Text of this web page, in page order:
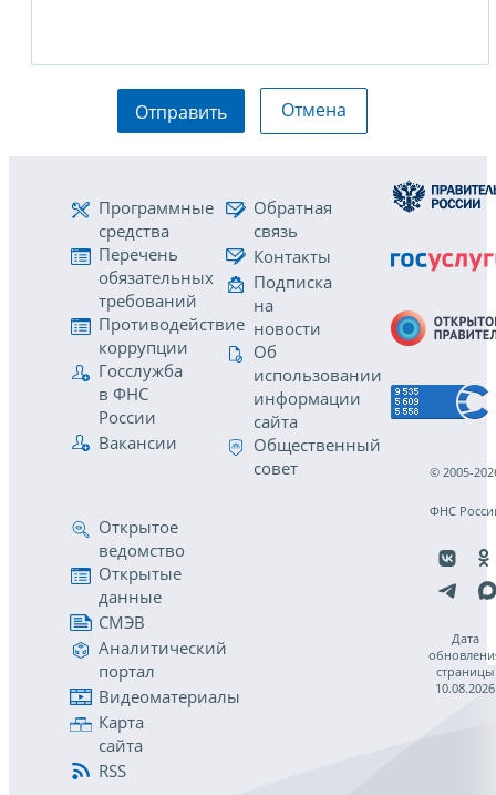
Отправить Отмена
Программные
средства
Перечень
обязательных
требований
Противодействие
коррупции
Госслужба
в ФНС
России
Вакансии
Обратная
связь
Контакты
Подписка
на
новости
Об
использовании
информации
сайта
Общественный
совет
Открытое
ведомство
Открытые
данные
СМЭВ
Аналитический
портал
Видеоматериалы
Карта
сайта
RSS
© 2005-
ФНС
Дата
страницы
10.08.2026